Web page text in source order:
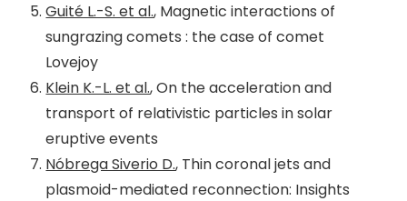
Guité L.-S. et al., Magnetic interactions of
sungrazing comets : the case of comet
Lovejoy
Klein K.-L. et al., On the acceleration and
transport of relativistic particles in solar
eruptive events
Nóbrega Siverio D., Thin coronal jets and
plasmoid-mediated reconnection: Insights